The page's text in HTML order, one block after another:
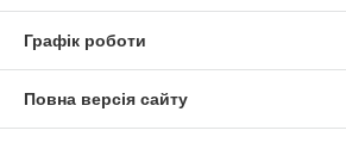
Графік роботи
Повна версія сайту